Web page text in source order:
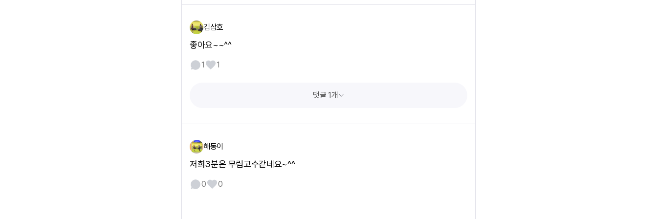
김삼호
좋아요~~^^
1 1
댓글 1개
해동이
저희3분은 무림고수같네요~^^
0 0